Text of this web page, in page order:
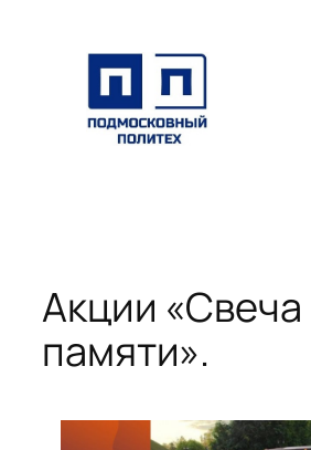
содержимому
Акции «Свеча
памяти».